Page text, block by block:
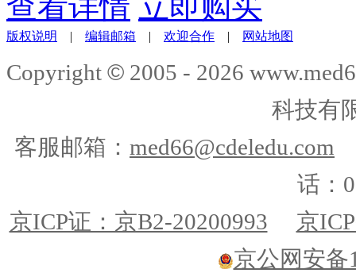
版权说明 | 编辑邮箱 | 欢迎合作 | 网站地图
Copyright © 2005 - 2026
科技有
客服邮箱： med66@cdeledu.com
话：
京ICP证：京B2-20200993
京
京公网安备